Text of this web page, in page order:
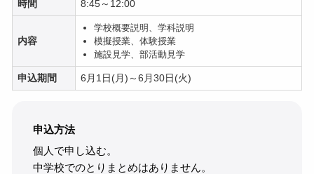
時間 8:45～12:00
内容
学校概要説明、学科説明
模擬授業、体験授業
施設見学、部活動見学
申込期間 6月1日(月)～6月30日(火)
申込方法
個人で申し込む。
中学校でのとりまとめはありません。